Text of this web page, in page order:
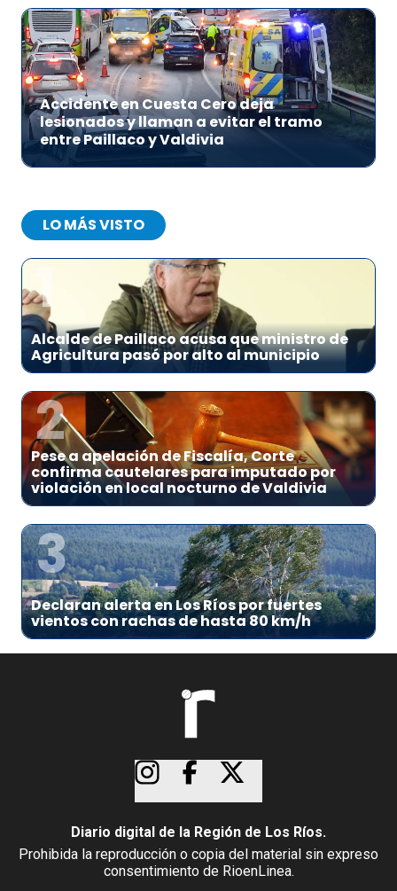
Accidente en Cuesta Cero deja
lesionados y llaman a evitar el tramo
entre Paillaco y Valdivia
LO MÁS VISTO
1
Alcalde de Paillaco acusa que ministro de
Agricultura pasó por alto al municipio
2
Pese a apelación de Fiscalía, Corte
confirma cautelares para imputado por
violación en local nocturno de Valdivia
3
Declaran alerta en Los Ríos por fuertes
vientos con rachas de hasta 80 km/h
Diario digital de la Región de Los Ríos.
Prohibida la reproducción o copia del material sin expreso
consentimiento de RioenLinea.